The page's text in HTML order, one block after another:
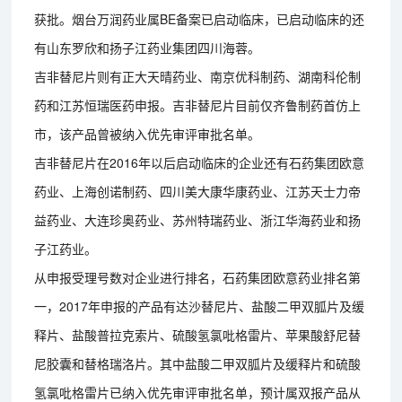
获批。烟台万润药业属BE备案已启动临床，已启动临床的还
有山东罗欣和扬子江药业集团四川海蓉。
吉非替尼片则有正大天晴药业、南京优科制药、湖南科伦制
药和江苏恒瑞医药申报。吉非替尼片目前仅齐鲁制药首仿上
市，该产品曾被纳入优先审评审批名单。
吉非替尼片在2016年以后启动临床的企业还有石药集团欧意
药业、上海创诺制药、四川美大康华康药业、江苏天士力帝
益药业、大连珍奥药业、苏州特瑞药业、浙江华海药业和扬
子江药业。
从申报受理号数对企业进行排名，石药集团欧意药业排名第
一，2017年申报的产品有达沙替尼片、盐酸二甲双胍片及缓
释片、盐酸普拉克索片、硫酸氢氯吡格雷片、苹果酸舒尼替
尼胶囊和替格瑞洛片。其中盐酸二甲双胍片及缓释片和硫酸
氢氯吡格雷片已纳入优先审评审批名单，预计属双报产品从